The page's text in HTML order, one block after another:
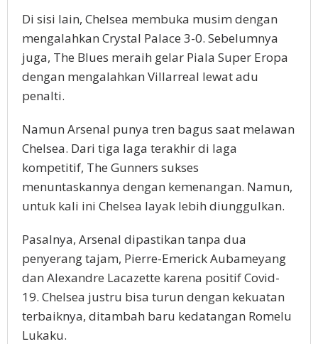
Di sisi lain, Chelsea membuka musim dengan
mengalahkan Crystal Palace 3-0. Sebelumnya
juga, The Blues meraih gelar Piala Super Eropa
dengan mengalahkan Villarreal lewat adu
penalti.
Namun Arsenal punya tren bagus saat melawan
Chelsea. Dari tiga laga terakhir di laga
kompetitif, The Gunners sukses
menuntaskannya dengan kemenangan. Namun,
untuk kali ini Chelsea layak lebih diunggulkan.
Pasalnya, Arsenal dipastikan tanpa dua
penyerang tajam, Pierre-Emerick Aubameyang
dan Alexandre Lacazette karena positif Covid-
19. Chelsea justru bisa turun dengan kekuatan
terbaiknya, ditambah baru kedatangan Romelu
Lukaku.